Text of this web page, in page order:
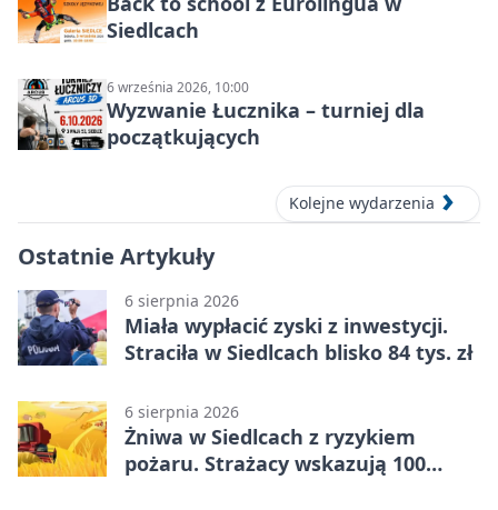
Siedlcach
6 września 2026, 10:00
Wyzwanie Łucznika – turniej dla
początkujących
Kolejne wydarzenia
Ostatnie Artykuły
6 sierpnia 2026
Miała wypłacić zyski z inwestycji.
Straciła w Siedlcach blisko 84 tys. zł
6 sierpnia 2026
Żniwa w Siedlcach z ryzykiem
pożaru. Strażacy wskazują 100